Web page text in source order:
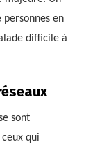
en
difficile à
sont
qui